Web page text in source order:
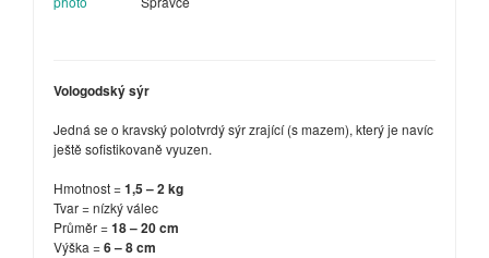
Vologodský sýr
Jedná se o kravský polotvrdý sýr zrající (s mazem), který je navíc
ještě sofistikovaně vyuzen.
Hmotnost =1,5 – 2 kg
Tvar = nízký válec
Průměr =18 – 20 cm
Výška =6 – 8 cm